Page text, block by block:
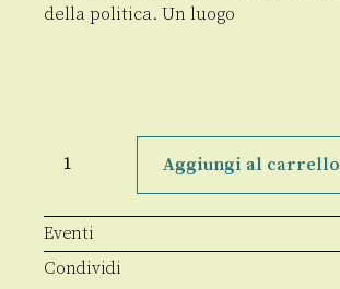
della politica. Un luogo
(Abbonamento)
quantità
Aggiungi al carrello
Eventi
Condividi